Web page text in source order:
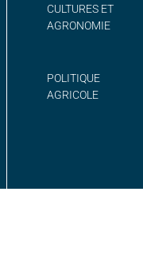
CULTURES ET
AGRONOMIE
POLITIQUE
AGRICOLE